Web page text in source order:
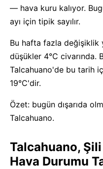
— hava kuru kalıyor.
ayı için tipik sayılır.
Bu hafta fazla değişiklik
düşükler 4°C civarında.
Talcahuano'de bu tarih
19°C'dir.
Özet: bugün dışarıda
Talcahuano.
Talcahuano,
Hava Durumu